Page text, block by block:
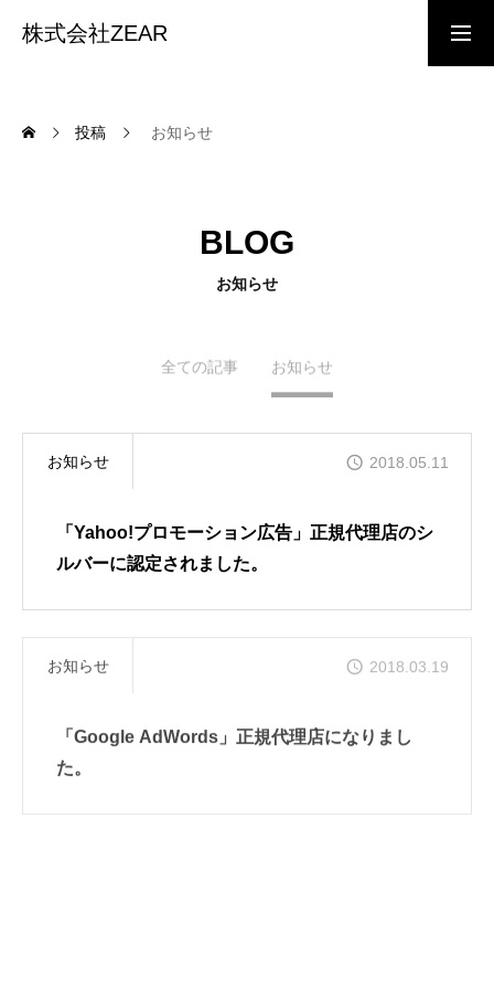
株式会社ZEAR
インターン募集
インターン応募フォーム
お問い合わせ
投稿 お知らせ
BLOG
お知らせ
全ての記事 お知らせ
お知らせ 2018.05.11
「Yahoo!プロモーション広告」正規代理店のシ
ルバーに認定されました。
お知らせ 2018.03.19
「Google AdWords」正規代理店になりまし
た。